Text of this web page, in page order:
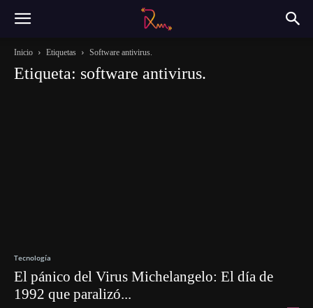
Inicio Etiquetas Software antivirus.
Etiqueta: software antivirus.
Tecnología
El pánico del Virus Michelangelo: El día de
1992 que paralizó...